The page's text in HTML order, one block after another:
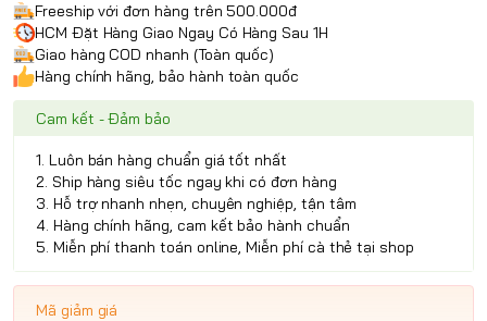
Freeship với đơn hàng trên 500.000đ
HCM Đặt Hàng Giao Ngay Có Hàng Sau 1H
Giao hàng COD nhanh (Toàn quốc)
Hàng chính hãng, bảo hành toàn quốc
Cam kết - Đảm bảo
1. Luôn bán hàng chuẩn giá tốt nhất
2. Ship hàng siêu tốc ngay khi có đơn hàng
3. Hỗ trợ nhanh nhẹn, chuyên nghiệp, tận tâm
4. Hàng chính hãng, cam kết bảo hành chuẩn
5. Miễn phí thanh toán online, Miễn phí cà thẻ tại shop
Mã giảm giá